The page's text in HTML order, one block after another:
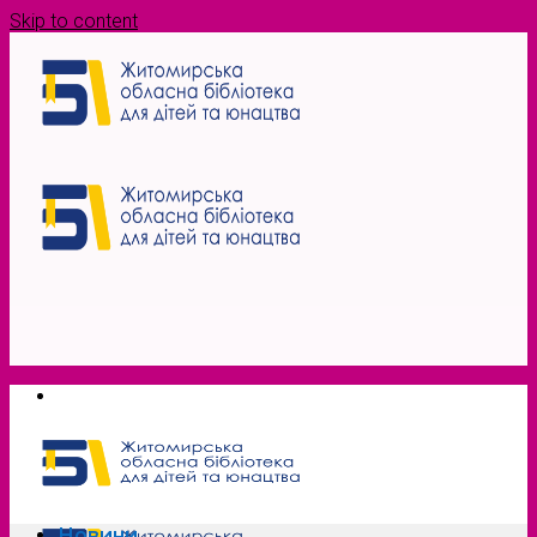
Skip to content